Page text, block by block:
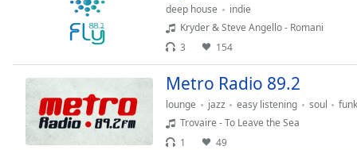
settings,
opens
subtitles
settings
dialog
deep house
indie
Kryder & Steve Angello - Romani
3
154
Metro Radio 89.2
lounge jazz easy listening soul
funk
Trovaire - To Leave the Sea
1
49